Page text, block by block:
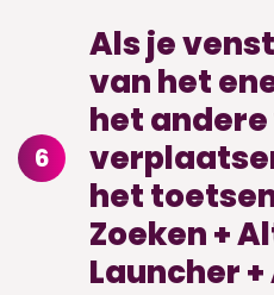
6
Als je
van het
het
het
Zoeken +
Launcher +